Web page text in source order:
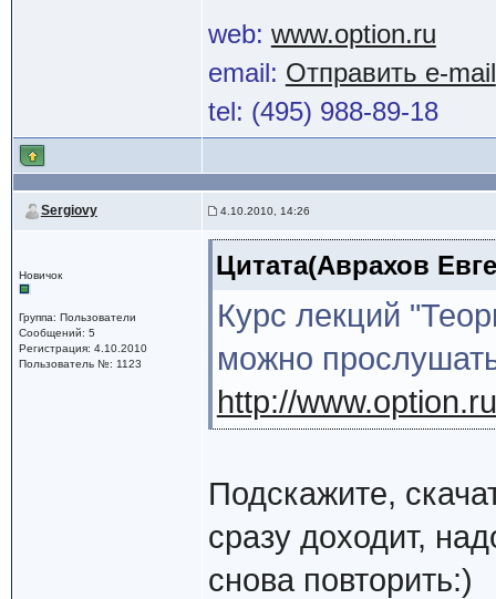
web: www.option.ru
email: Отправить e-mail
tel: (495) 988-89-18
Sergiovy 4.10.2010, 14:26
Новичок
Группа: Пользователи
Сообщений: 5
Регистрация: 4.10.2010
Пользователь №: 1123
Цитата(Аврахов
Курс лекций
можно
http://
Подскажите,
сразу доходит,
снова повторить:)